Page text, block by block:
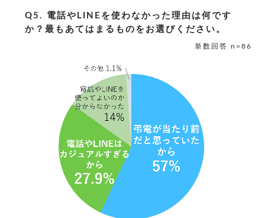
Q5. 電話やLINEを使わなかった理由は何です
か？最もあてはまるものをお選びください。
単数回答 n=86